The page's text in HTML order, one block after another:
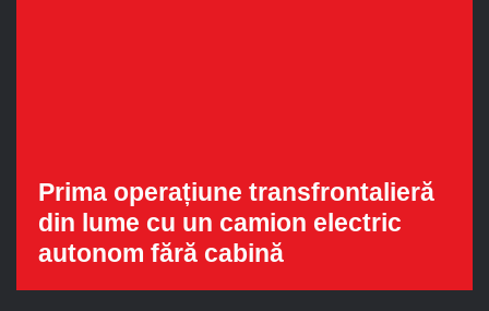
Prima operațiune transfrontalieră
din lume cu un camion electric
autonom fără cabină